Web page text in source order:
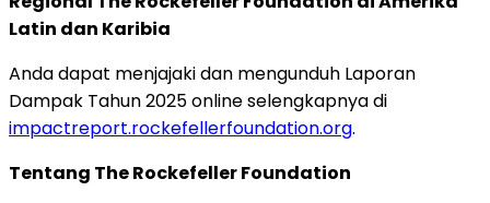
Latin dan Karibia
Anda dapat menjajaki dan mengunduh Laporan
Dampak Tahun 2025 online selengkapnya di
impactreport.rockefellerfoundation.org.
Tentang The Rockefeller Foundation